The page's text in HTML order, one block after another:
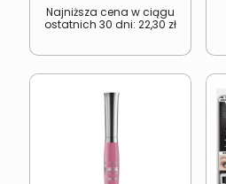
wynosiła:
29,74 zł.
wynosi:
22,30 zł.
Najniższa cena w ciągu
ostatnich 30 dni:22,30 zł